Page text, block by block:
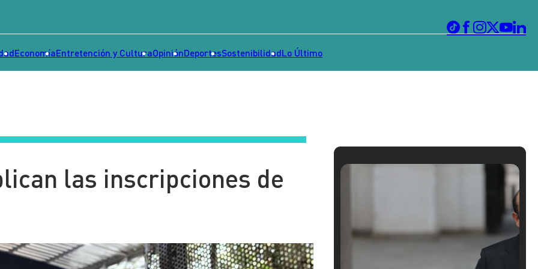
EconomíaEntretención y CulturaOpiniónDeportesSostenibilidadLo Último
las inscripciones de